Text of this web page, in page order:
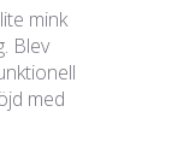
mink
Blev
med